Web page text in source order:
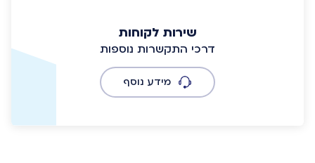
שירות לקוחות
דרכי התקשרות נוספות
מידע נוסף